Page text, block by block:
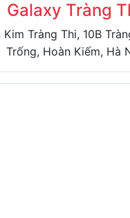
Galaxy Tràng
Kim Tràng Thi, 10B
Trống, Hoàn Kiếm, Hà